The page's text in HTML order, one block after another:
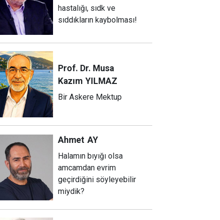
hastalığı, sıdk ve
sıddıkların kaybolması!
Prof. Dr. Musa
Kazım YILMAZ
Bir Askere Mektup
Ahmet AY
Halamın bıyığı olsa
amcamdan evrim
geçirdiğini söyleyebilir
miydik?